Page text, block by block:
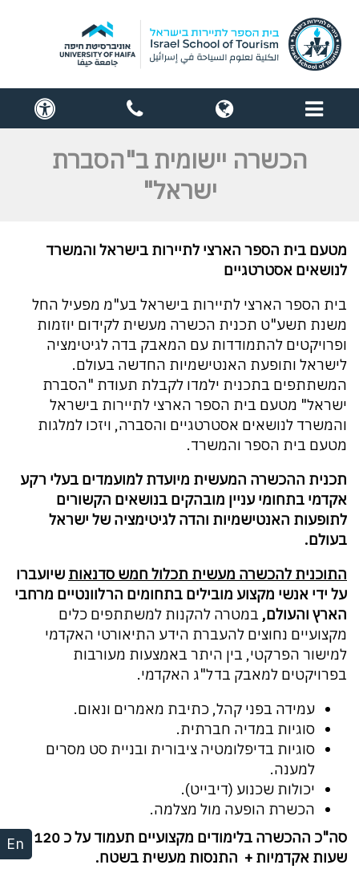
En
תפריט globe
contact
us
הכשרה יישומית ב"הסברת
ישראל"
מטעם בית הספר הארצי לתיירות בישראל והמשרד
לנושאים אסטרטגיים
בית הספר הארצי לתיירות בישראל בע"מ מפעיל החל
משנת תשע"ט תכנית הכשרה מעשית לקידום יוזמות
ופרויקטים להתמודדות עם המאבק בדה לגיטימציה
לישראל ותופעת האנטישמיות החדשה בעולם.
המשתתפים בתכנית ילמדו לקבלת תעודת "הסברת
ישראל" מטעם בית הספר הארצי לתיירות בישראל
והמשרד לנושאים אסטרטגיים והסברה, ויזכו למלגות
מטעם בית הספר והמשרד.
תכנית ההכשרה המעשית מיועדת למועמדים בעלי רקע
אקדמי בתחומי עניין מובהקים בנושאים הקשורים
לתופעות האנטישמיות והדה לגיטימציה של ישראל
בעולם.
התוכנית להכשרה מעשית תכלול חמש סדנאות שיועברו
על ידי אנשי מקצוע מובילים בתחומים הרלוונטיים מרחבי
הארץ והעולם, במטרה להקנות למשתתפים כלים
מקצועיים נחוצים להעברת הידע התיאורטי האקדמי
למישור הפרקטי, בין היתר באמצעות מעורבות
בפרויקטים למאבק בדל"ג האקדמי.
עמידה בפני קהל, כתיבת מאמרים ונאום.
סוגיות במדיה חברתית.
סוגיות בדיפלומטיה ציבורית ובניית סט מסרים
למענה.
יכולות שכנוע (דיבייט).
הכשרת הופעה מול מצלמה.
סה"כ ההכשרה בלימודים מקצועיים תעמוד על כ 120
שעות אקדמיות + התנסות מעשית בשטח.